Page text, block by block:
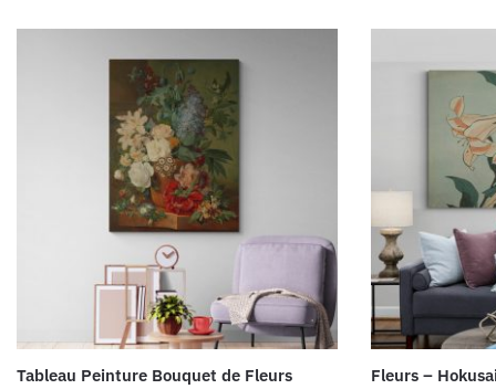
Tableau Peinture Bouquet de Fleurs Fleurs –